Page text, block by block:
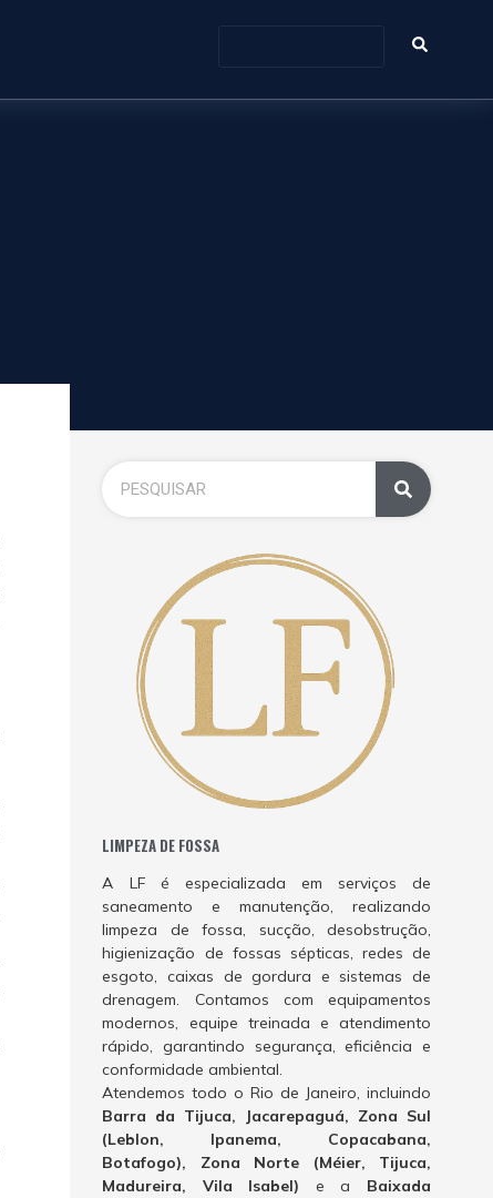
LIMPEZA DE FOSSA
A LF é especializada em serviços de
saneamento e manutenção, realizando
limpeza de fossa, sucção, desobstrução,
higienização de fossas sépticas, redes de
esgoto, caixas de gordura e sistemas de
drenagem. Contamos com equipamentos
modernos, equipe treinada e atendimento
rápido, garantindo segurança, eficiência e
conformidade ambiental.
Atendemos todo o Rio de Janeiro, incluindo
Barra da Tijuca, Jacarepaguá, Zona Sul
(Leblon, Ipanema, Copacabana,
Botafogo), Zona Norte (Méier, Tijuca,
Madureira, Vila Isabel) e a Baixada